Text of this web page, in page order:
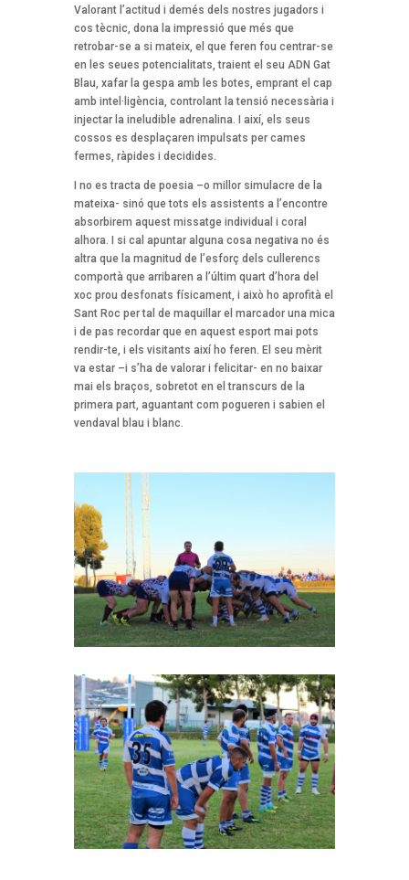
Valorant l’actitud i demés dels nostres jugadors i
cos tècnic, dona la impressió que més que
retrobar-se a si mateix, el que feren fou centrar-se
en les seues potencialitats, traient el seu ADN Gat
Blau, xafar la gespa amb les botes, emprant el cap
amb intel·ligència, controlant la tensió necessària i
injectar la ineludible adrenalina. I així, els seus
cossos es desplaçaren impulsats per cames
fermes, ràpides i decidides.
I no es tracta de poesia –o millor simulacre de la
mateixa- sinó que tots els assistents a l’encontre
absorbirem aquest missatge individual i coral
alhora. I si cal apuntar alguna cosa negativa no és
altra que la magnitud de l’esforç dels cullerencs
comportà que arribaren a l’últim quart d’hora del
xoc prou desfonats físicament, i això ho aprofità el
Sant Roc per tal de maquillar el marcador una mica
i de pas recordar que en aquest esport mai pots
rendir-te, i els visitants així ho feren. El seu mèrit
va estar –i s’ha de valorar i felicitar- en no baixar
mai els braços, sobretot en el transcurs de la
primera part, aguantant com pogueren i sabien el
vendaval blau i blanc.